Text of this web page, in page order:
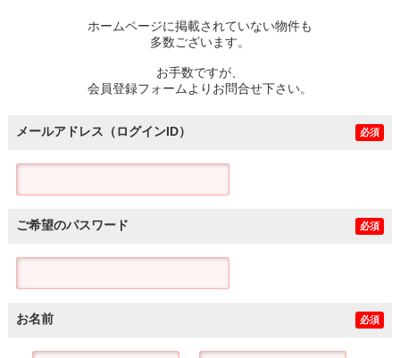
ホームページに掲載されていない物件も
多数ございます。
お手数ですが、
会員登録フォームよりお問合せ下さい。
メールアドレス（ログインID） 必須
ご希望のパスワード 必須
お名前 必須